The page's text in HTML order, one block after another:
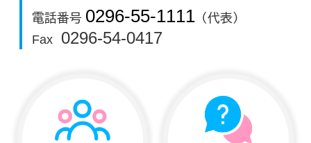
電話番号 0296-55-1111 （代表）
Fax
0296-54-0417